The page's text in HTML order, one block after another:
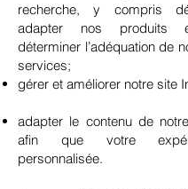
recherche, y compris
adapter nos produits
déterminer l’adéquation de
services;
gérer et améliorer notre site
adapter le contenu de
afin que votre
personnalisée.